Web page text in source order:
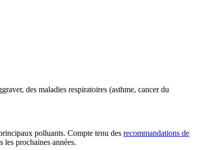
des maladies respiratoires (asthme, cancer du
polluants. Compte tenu des recommandations de
les prochaines années.